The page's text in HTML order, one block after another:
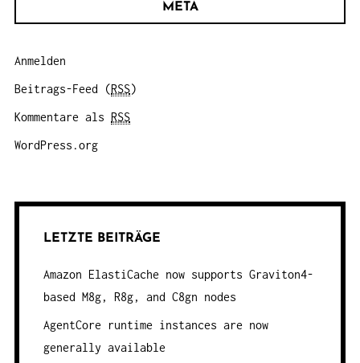
META
Anmelden
Beitrags-Feed (RSS)
Kommentare als RSS
WordPress.org
LETZTE BEITRÄGE
Amazon ElastiCache now supports Graviton4-
based M8g, R8g, and C8gn nodes
AgentCore runtime instances are now
generally available